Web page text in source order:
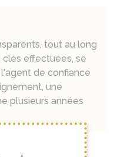
tout au long
clés effectuées, se
de confiance
une
plusieurs années